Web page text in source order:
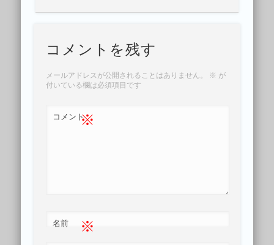
コメントを残す
メールアドレスが公開されることはありません。 ※ が
付いている欄は必須項目です
コメント※
名前 ※